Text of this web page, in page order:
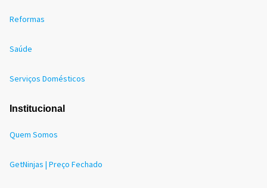
Reformas
Saúde
Serviços Domésticos
Institucional
Quem Somos
GetNinjas | Preço Fechado